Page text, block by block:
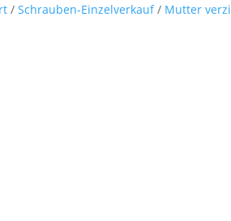
/Schrauben-Einzelverkauf/ Mutter